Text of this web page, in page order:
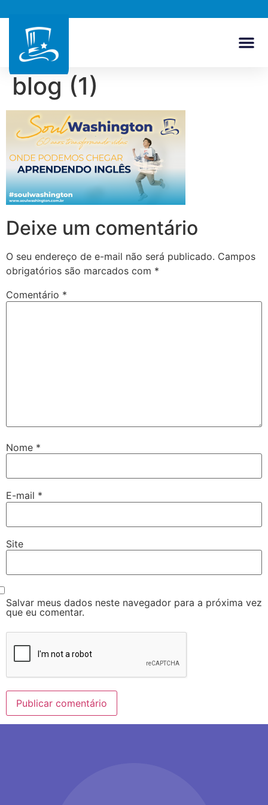
blog (1)
Deixe um comentário
O seu endereço de e-mail não será publicado. Campos
obrigatórios são marcados com *
Comentário *
Nome *
E-mail *
Site
Salvar meus dados neste navegador para a próxima vez
que eu comentar.